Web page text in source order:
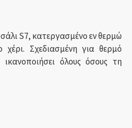
S7, κατεργασμένο εν θερμώ
Σχεδιασμένη για θερμό
όλους όσους τη